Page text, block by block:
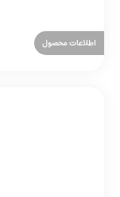
اطلاعات محصول